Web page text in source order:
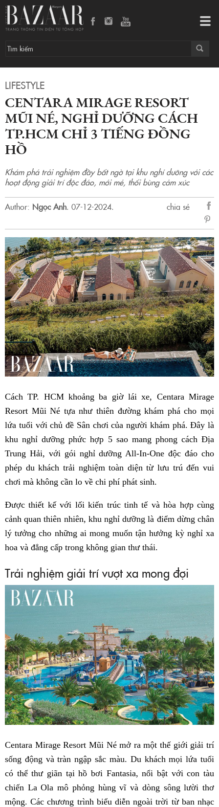
LIFESTYLE
CENTARA MIRAGE RESORT
MŨI NÉ, NGHỈ DƯỠNG CÁCH
TP.HCM CHỈ 3 TIẾNG ĐỒNG
HỒ
Khám phá trải nghiệm đầy bất ngờ tại khu nghỉ dưỡng với các
hoạt động giải trí độc đáo, mới mẻ, thổi bùng cảm xúc
Author: Ngọc Anh. 07-12-2024.
chia sẻ
sẻ
Cách TP. HCM khoảng ba giờ lái xe, Centara Mirage
Resort Mũi Né tựa như thiên đường khám phá cho mọi
lứa tuổi với chủ đề Sân chơi của người khám phá. Đây là
khu nghỉ dưỡng phức hợp 5 sao mang phong cách Địa
Trung Hải, với gói nghỉ dưỡng All-In-One độc đáo cho
phép du khách trải nghiệm toàn diện từ lưu trú đến vui
chơi mà không cần lo về chi phí phát sinh.
Được thiết kế với lối kiến trúc tinh tế và hòa hợp cùng
cảnh quan thiên nhiên, khu nghỉ dưỡng là điểm dừng chân
lý tưởng cho những ai mong muốn tận hưởng kỳ nghỉ xa
hoa và đẳng cấp trong không gian thư thái.
Trải nghiệm giải trí vượt xa mong đợi
Centara Mirage Resort Mũi Né mở ra một thế giới giải trí
sống động và tràn ngập sắc màu. Du khách mọi lứa tuổi
có thể thư giãn tại hồ bơi Fantasia, nổi bật với con tàu
chiến La Ola mô phỏng hùng vĩ và dòng sông lười thơ
mộng. Các chương trình biểu diễn ngoài trời từ ban nhạc